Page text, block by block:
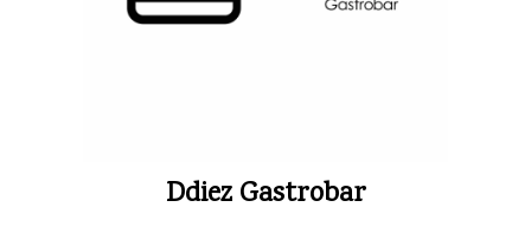
Ddiez Gastrobar